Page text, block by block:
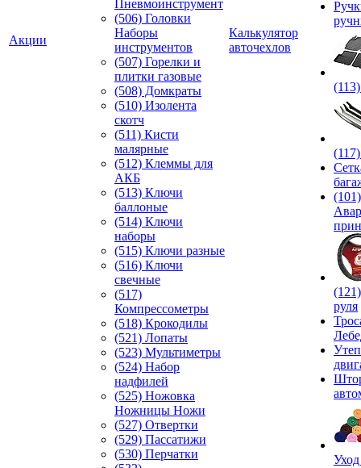
Акции
Пневмоинструмент
(506) Головки
Наборы
инструментов
(507) Горелки и
плитки газовые
(508) Домкраты
(510) Изолента
скотч
(511) Кисти
малярные
(512) Клеммы для
АКБ
(513) Ключи
баллоные
(514) Ключи
наборы
(515) Ключи разные
(516) Ключи
свечные
(517)
Компрессометры
(518) Крокодилы
(521) Лопаты
(523) Мультиметры
(524) Набор
надфилей
(525) Ножовка
Ножницы Ножи
(527) Отвертки
(529) Пассатижи
(530) Перчатки
Калькулятор
авточехлов
(101)
руля
Уход